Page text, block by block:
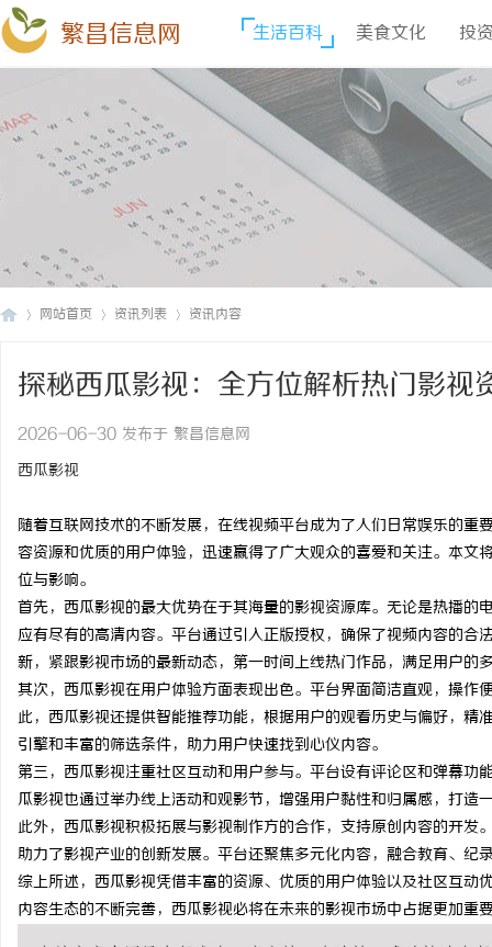
繁昌信息网 生活百科 美食文化 投
网站首页 资讯列表 资讯内容
探秘西瓜影视：全方位解析热门影视
2026-06-30 发布于 繁昌信息网
西瓜影视
随着互联网技术的不断发展，在线视频平台成为了人们日常娱乐的
容资源和优质的用户体验，迅速赢得了广大观众的喜爱和关注。本
位与影响。
首先，西瓜影视的最大优势在于其海量的影视资源库。无论是热播
应有尽有的高清内容。平台通过引入正版授权，确保了视频内容的
新，紧跟影视市场的最新动态，第一时间上线热门作品，满足用户的
其次，西瓜影视在用户体验方面表现出色。平台界面简洁直观，操
此，西瓜影视还提供智能推荐功能，根据用户的观看历史与偏好，
引擎和丰富的筛选条件，助力用户快速找到心仪内容。
第三，西瓜影视注重社区互动和用户参与。平台设有评论区和弹幕
瓜影视也通过举办线上活动和观影节，增强用户黏性和归属感，打造
此外，西瓜影视积极拓展与影视制作方的合作，支持原创内容的开
助力了影视产业的创新发展。平台还聚焦多元化内容，融合教育、纪
综上所述，西瓜影视凭借丰富的资源、优质的用户体验以及社区互
内容生态的不断完善，西瓜影视必将在未来的影视市场中占据更加重